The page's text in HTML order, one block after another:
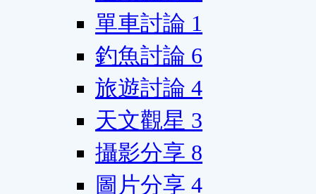
單車討論 1
釣魚討論 6
旅遊討論 4
天文觀星 3
攝影分享 8
圖片分享 4